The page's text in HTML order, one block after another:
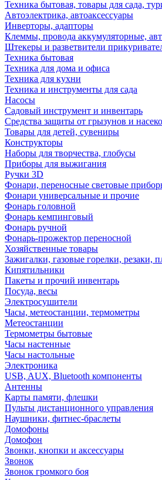
Техника бытовая, товары для сада,
Автоэлектрика, автоаксессуары
Инверторы, адапторы
Клеммы, провода аккумуляторные,
Штекеры и разветвители
Техника бытовая
Техника для дома и офиса
Техника для кухни
Техника и инструменты для сада
Насосы
Садовый инструмент и инвентарь
Средства защиты от грызунов и
Товары для детей, сувениры
Конструкторы
Наборы для творчества, глобусы
Приборы для выжигания
Ручки 3D
Фонари, переносные световые
Фонари универсальные и прочие
Фонарь головной
Фонарь кемпинговый
Фонарь ручной
Фонарь-прожектор переносной
Хозяйственные товары
Зажигалки, газовые горелки, резаки,
Кипятильники
Пакеты и прочий инвентарь
Посуда, весы
Электросушители
Часы, метеостанции, термометры
Метеостанции
Термометры бытовые
Часы настенные
Часы настольные
Электроника
USB, AUX, Bluetooth компоненты
Антенны
Карты памяти, флешки
Пульты дистанционного управления
Наушники, фитнес-браслеты
Домофоны
Домофон
Звонки, кнопки и аксессуары
Звонок
Звонок громкого боя